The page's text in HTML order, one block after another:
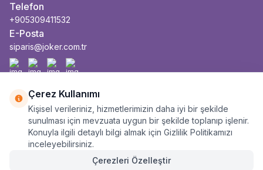
Telefon
+905309411532
E-Posta
siparis@joker.com.tr
Facebook
İnstagram
YoutubeLinkedin
Çerez Kullanımı
Kişisel verileriniz, hizmetlerimizin daha iyi bir şekilde
sunulması için mevzuata uygun bir şekilde toplanıp işlenir.
Konuyla ilgili detaylı bilgi almak için Gizlilik Politikamızı
inceleyebilirsiniz.
Çerezleri Özelleştir